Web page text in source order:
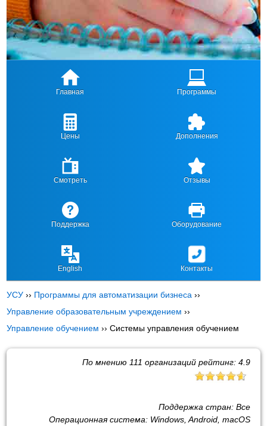
Главная Программы
Цены Дополнения
Смотреть Отзывы
Поддержка Оборудование
English Контакты
УСУ ›› Программы для автоматизации бизнеса ››
Управление образовательным учреждением ››
Управление обучением ››Системы управления обучением
По мнению 111 организаций рейтинг: 4.9
Поддержка стран: Все
Операционная система: Windows, Android, macOS